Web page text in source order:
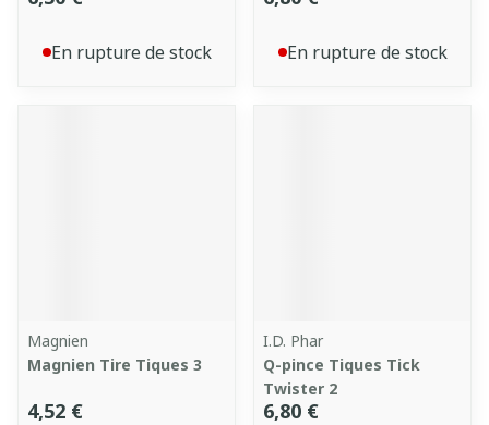
En rupture de stock En rupture de stock
Magnien
Magnien Tire Tiques 3
4,52 €
I.D. Phar
Q-pince Tiques Tick
Twister 2
6,80 €